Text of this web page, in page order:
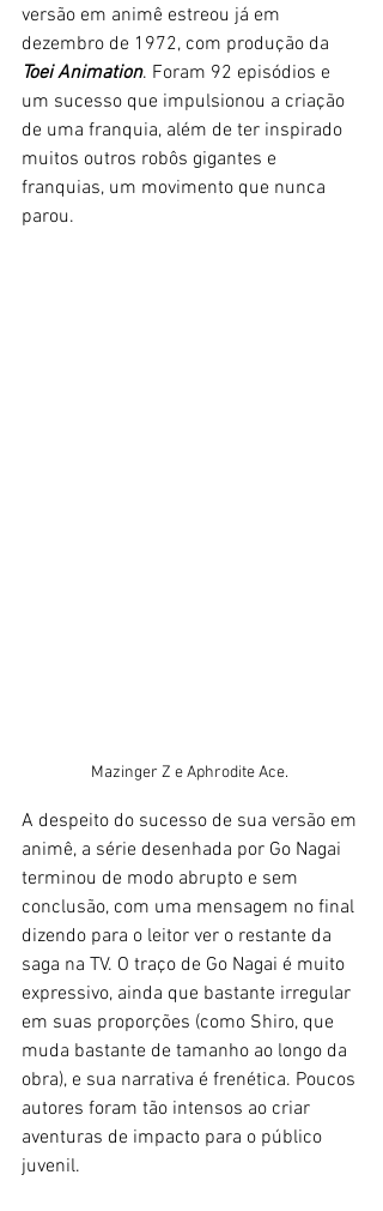
versão em animê estreou já em
dezembro de 1972, com produção da
Toei Animation. Foram 92 episódios e
um sucesso que impulsionou a criação
de uma franquia, além de ter inspirado
muitos outros robôs gigantes e
franquias, um movimento que nunca
parou.
Mazinger Z e Aphrodite Ace.
A despeito do sucesso de sua versão em
animê, a série desenhada por Go Nagai
terminou de modo abrupto e sem
conclusão, com uma mensagem no final
dizendo para o leitor ver o restante da
saga na TV. O traço de Go Nagai é muito
expressivo, ainda que bastante irregular
em suas proporções (como Shiro, que
muda bastante de tamanho ao longo da
obra), e sua narrativa é frenética. Poucos
autores foram tão intensos ao criar
aventuras de impacto para o público
juvenil.